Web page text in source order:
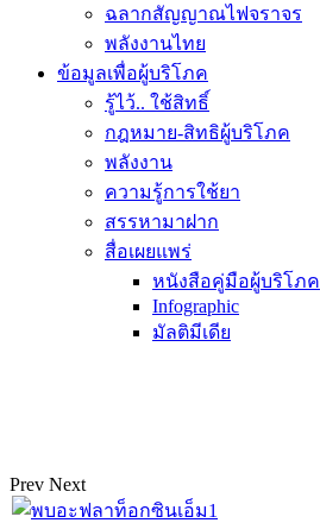
ฉลากสัญญาณไฟจราจร
พลังงานไทย
ข้อมูลเพื่อผู้บริโภค
รู้ไว้.. ใช้สิทธิ์
กฎหมาย-สิทธิผู้บริโภค
พลังงาน
ความรู้การใช้ยา
สรรหามาฝาก
สื่อเผยแพร่
หนังสือคู่มือผู้บริโภค
Infographic
มัลติมีเดีย
Prev Next